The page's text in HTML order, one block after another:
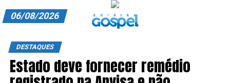
ANUNCIE CONOSCO
06/08/2026
DESTAQUES
Estado deve fornecer remédio